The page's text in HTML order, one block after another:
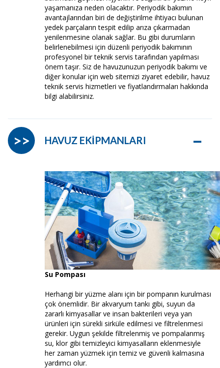
yaşamanıza neden olacaktır. Periyodik bakımın
avantajlarından biri de değiştirilme ihtiyacı bulunan
yedek parçaların tespit edilip arıza çıkarmadan
yenilenmesine olanak sağlar. Bu gibi durumların
belirlenebilmesi için düzenli periyodik bakımının
profesyonel bir teknik servis tarafından yapılması
önem taşır. Siz de havuzunuzun periyodik bakımı ve
diğer konular için web sitemizi ziyaret edebilir, havuz
teknik servis hizmetleri ve fiyatlandırmaları hakkında
bilgi alabilirsiniz.
HAVUZ EKİPMANLARI –
>>
Su Pompası
Herhangi bir yüzme alanı için bir pompanın kurulması
çok önemlidir. Bir akvaryum tankı gibi, suyun da
zararlı kimyasallar ve insan bakterileri veya yan
ürünleri için sürekli sirküle edilmesi ve filtrelenmesi
gerekir. Uygun şekilde filtrelenmiş ve pompalanmış
su, klor gibi temizleyici kimyasalların eklenmesiyle
her zaman yüzmek için temiz ve güvenli kalmasına
yardımcı olur.